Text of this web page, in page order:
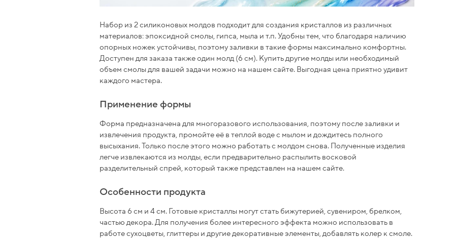
Набор из 2 силиконовых молдов подходит для создания кристаллов из различных
материалов: эпоксидной смолы, гипса, мыла и т.п. Удобны тем, что благодаря наличию
опорных ножек устойчивы, поэтому заливки в такие формы максимально комфортны.
Доступен для заказа также один молд (6 см). Купить другие молды или необходимый
объем смолы для вашей задачи можно на нашем сайте. Выгодная цена приятно удивит
каждого мастера.
Применение формы
Форма предназначена для многоразового использования, поэтому после заливки и
извлечения продукта, промойте её в теплой воде с мылом и дождитесь полного
высыхания. Только после этого можно работать с молдом снова. Полученные изделия
легче извлекаются из молды, если предварительно распылить восковой
разделительный спрей, который также представлен на нашем сайте.
Особенности продукта
Высота 6 см и 4 см. Готовые кристаллы могут стать бижутерией, сувениром, брелком,
частью декора. Для получения более интересного эффекта можно использовать в
работе сухоцветы, глиттеры и другие декоративные элементы, добавлять колер к смоле.